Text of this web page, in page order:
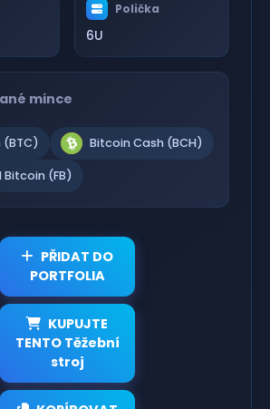
Polička
6U
mince
Bitcoin Cash (BCH)
(FB)
PŘIDAT DO
PORTFOLIA
KUPUJTE
TENTO Těžební
stroj